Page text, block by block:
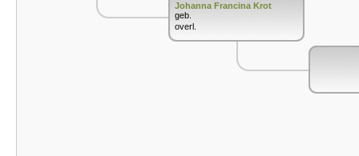
Johanna Francina Krot
geb.
overl.